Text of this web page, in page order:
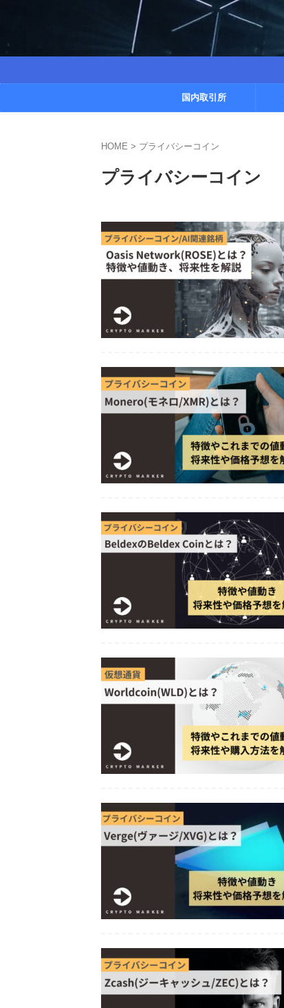
国内取引所
HOME > プライバシーコイン
プライバシーコイン